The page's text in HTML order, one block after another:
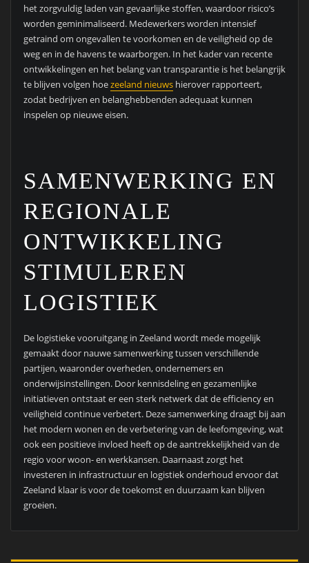
het zorgvuldig laden van gevaarlijke stoffen, waardoor risico’s
worden geminimaliseerd. Medewerkers worden intensief
getraind om ongevallen te voorkomen en de veiligheid op de
weg en in de havens te waarborgen. In het kader van recente
ontwikkelingen en het belang van transparantie is het belangrijk
te blijven volgen hoezeeland nieuwshierover rapporteert,
zodat bedrijven en belanghebbenden adequaat kunnen
inspelen op nieuwe eisen.
SAMENWERKING EN
REGIONALE
ONTWIKKELING
STIMULEREN
LOGISTIEK
De logistieke vooruitgang in Zeeland wordt mede mogelijk
gemaakt door nauwe samenwerking tussen verschillende
partijen, waaronder overheden, ondernemers en
onderwijsinstellingen. Door kennisdeling en gezamenlijke
initiatieven ontstaat er een sterk netwerk dat de efficiency en
veiligheid continue verbetert. Deze samenwerking draagt bij aan
het modern wonen en de verbetering van de leefomgeving, wat
ook een positieve invloed heeft op de aantrekkelijkheid van de
regio voor woon- en werkkansen. Daarnaast zorgt het
investeren in infrastructuur en logistiek onderhoud ervoor dat
Zeeland klaar is voor de toekomst en duurzaam kan blijven
groeien.